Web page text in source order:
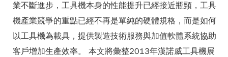
業不斷進步，工具機本身的性能提升已經接近瓶頸，工具
機產業競爭的重點已經不再是單純的硬體規格，而是如何
以工具機為載具，提供製造技術服務與加值軟體系統協助
客戶增加生產效率。 本文將彙整2013年漢諾威工具機展